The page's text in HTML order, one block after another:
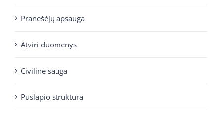
Pranešėjų apsauga
Atviri duomenys
Civilinė sauga
Puslapio struktūra